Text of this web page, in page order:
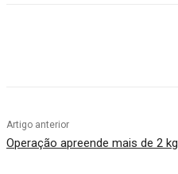
Artigo anterior
Operação apreende mais de 2